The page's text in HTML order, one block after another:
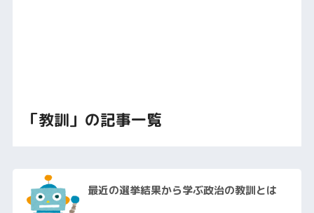
「教訓」の記事一覧
最近の選挙結果から学ぶ政治の教訓とは